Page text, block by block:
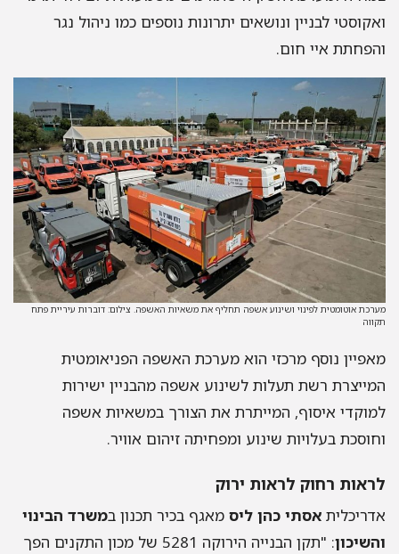
ואקוסטי לבניין ונושאים יתרונות נוספים כמו ניהול נגר
והפחתת איי חום.
מערכת אוטומטית לפינוי ושינוע אשפה תחליף את משאיות האשפה. צילום: דוברות עיריית פתח
תקווה
מאפיין נוסף מרכזי הוא מערכת האשפה הפניאומטית
המייצרת רשת תעלות לשינוע אשפה מהבניין ישירות
למוקדי איסוף, המייתרת את הצורך במשאיות אשפה
וחוסכת בעלויות שינוע ומפחיתה זיהום אוויר.
לראות רחוק לראות ירוק
אדריכלית אסתי כהן ליס מאגף בכיר תכנון במשרד הבינוי
והשיכון
: "תקן הבנייה הירוקה 5281 של מכון התקנים הפך